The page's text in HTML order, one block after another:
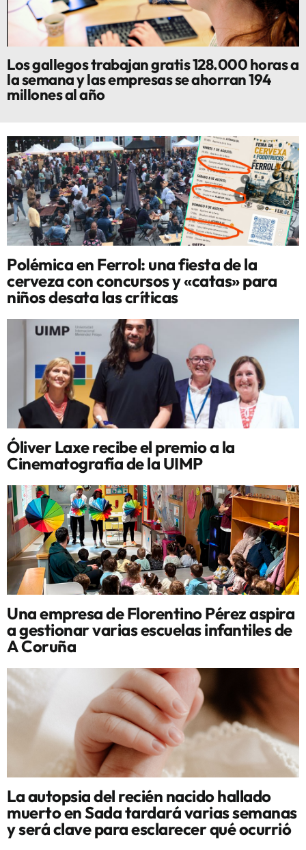
Los gallegos trabajan gratis 128.000 horas a
la semana y las empresas se ahorran 194
millones al año
Polémica en Ferrol: una fiesta de la
cerveza con concursos y «catas» para
niños desata las críticas
Óliver Laxe recibe el premio a la
Cinematografía de la UIMP
Una empresa de Florentino Pérez aspira
a gestionar varias escuelas infantiles de
A Coruña
La autopsia del recién nacido hallado
muerto en Sada tardará varias semanas
y será clave para esclarecer qué ocurrió